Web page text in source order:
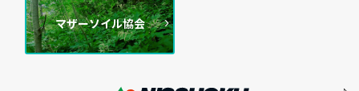
マザーソイル協会